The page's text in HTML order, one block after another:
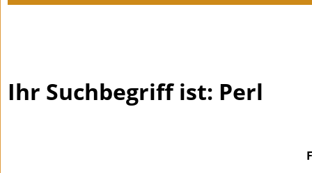
Ihr Suchbegriff ist: Perl